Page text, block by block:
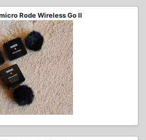
Rode Wireless Go II